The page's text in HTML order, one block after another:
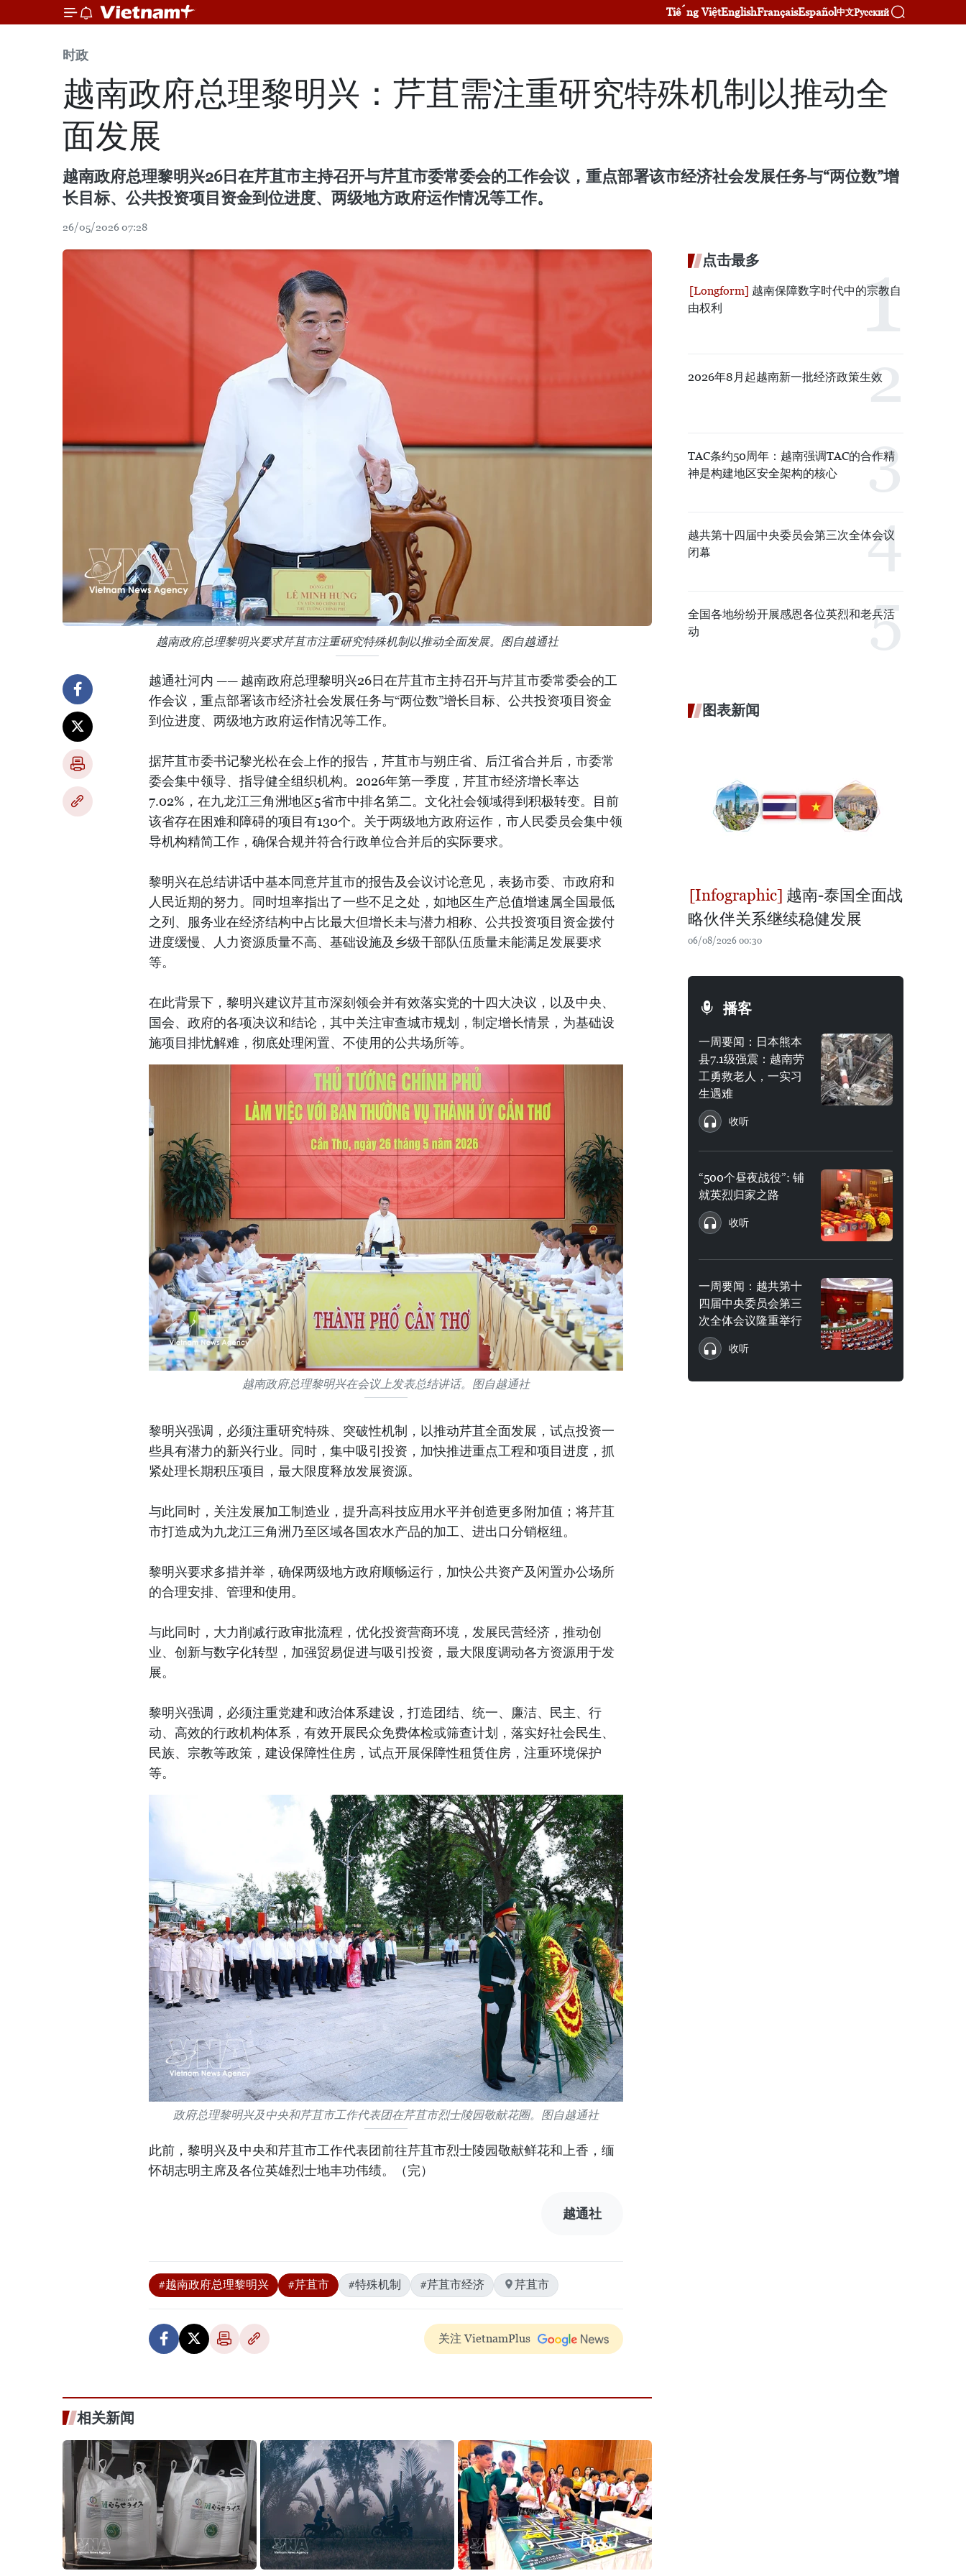
Tiếng ViệtEnglishFrançaisEspañol中文Русский
时政
越南政府总理黎明兴：芹苴需注重研究特殊机制以推动全
面发展
越南政府总理黎明兴26日在芹苴市主持召开与芹苴市委常委会的工作会议，重点部署该市经济社会发展任务与“两位数”增
长目标、公共投资项目资金到位进度、两级地方政府运作情况等工作。
26/05/2026 07:28
越南政府总理黎明兴要求芹苴市注重研究特殊机制以推动全面发展。图自越通社
越通社河内 —— 越南政府总理黎明兴26日在芹苴市主持召开与芹苴市委常委会的工
作会议，重点部署该市经济社会发展任务与“两位数”增长目标、公共投资项目资金
到位进度、两级地方政府运作情况等工作。
据芹苴市委书记黎光松在会上作的报告，芹苴市与朔庄省、后江省合并后，市委常
委会集中领导、指导健全组织机构。2026年第一季度，芹苴市经济增长率达
7.02%，在九龙江三角洲地区5省市中排名第二。文化社会领域得到积极转变。目前
该省存在困难和障碍的项目有130个。关于两级地方政府运作，市人民委员会集中领
导机构精简工作，确保合规并符合行政单位合并后的实际要求。
黎明兴在总结讲话中基本同意芹苴市的报告及会议讨论意见，表扬市委、市政府和
人民近期的努力。同时坦率指出了一些不足之处，如地区生产总值增速属全国最低
之列、服务业在经济结构中占比最大但增长未与潜力相称、公共投资项目资金拨付
进度缓慢、人力资源质量不高、基础设施及乡级干部队伍质量未能满足发展要求
等。
在此背景下，黎明兴建议芹苴市深刻领会并有效落实党的十四大决议，以及中央、
国会、政府的各项决议和结论，其中关注审查城市规划，制定增长情景，为基础设
施项目排忧解难，彻底处理闲置、不使用的公共场所等。
越南政府总理黎明兴在会议上发表总结讲话。图自越通社
黎明兴强调，必须注重研究特殊、突破性机制，以推动芹苴全面发展，试点投资一
些具有潜力的新兴行业。同时，集中吸引投资，加快推进重点工程和项目进度，抓
紧处理长期积压项目，最大限度释放发展资源。
与此同时，关注发展加工制造业，提升高科技应用水平并创造更多附加值；将芹苴
市打造成为九龙江三角洲乃至区域各国农水产品的加工、进出口分销枢纽。
黎明兴要求多措并举，确保两级地方政府顺畅运行，加快公共资产及闲置办公场所
的合理安排、管理和使用。
与此同时，大力削减行政审批流程，优化投资营商环境，发展民营经济，推动创
业、创新与数字化转型，加强贸易促进与吸引投资，最大限度调动各方资源用于发
展。
黎明兴强调，必须注重党建和政治体系建设，打造团结、统一、廉洁、民主、行
动、高效的行政机构体系，有效开展民众免费体检或筛查计划，落实好社会民生、
民族、宗教等政策，建设保障性住房，试点开展保障性租赁住房，注重环境保护
等。
政府总理黎明兴及中央和芹苴市工作代表团在芹苴市烈士陵园敬献花圈。图自越通社
此前，黎明兴及中央和芹苴市工作代表团前往芹苴市烈士陵园敬献鲜花和上香，缅
怀胡志明主席及各位英雄烈士地丰功伟绩。（完）
越通社
#越南政府总理黎明兴 #芹苴市 #特殊机制 #芹苴市经济 芹苴市
关注 VietnamPlus
相关新闻
点击最多
越南保障数字时代中的宗教自
由权利
2026年8月起越南新一批经济政策生效
TAC条约50周年：越南强调TAC的合作精
神是构建地区安全架构的核心
越共第十四届中央委员会第三次全体会议
闭幕
全国各地纷纷开展感恩各位英烈和老兵活
动
图表新闻
越南-泰国全面战
略伙伴关系继续稳健发展
06/08/2026 00:30
播客
一周要闻：日本熊本
县7.1级强震：越南劳
工勇救老人，一实习
生遇难
收听
“500个昼夜战役”: 铺
就英烈归家之路
收听
一周要闻：越共第十
四届中央委员会第三
次全体会议隆重举行
收听